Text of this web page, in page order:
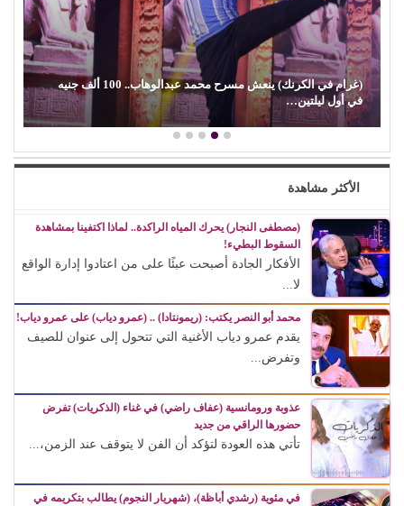
(غرام في الكرنك) ينعش مسرح محمد عبدالوهاب.. 100 ألف جنيه
في أول ليلتين…
الأكثر مشاهدة
(مصطفى النجار) يحرك المياه الراكدة.. لماذا اكتفينا بمشاهدة
السقوط البطيء!
الأفكار الجادة أصبحت عبئًا على من اعتادوا إدارة الواقع
لا...
محمد أبو النصر يكتب: (ريمونتادا) .. (عمرو دياب) على عمرو دياب!
يقدم عمرو دياب الأغنية التي تتحول إلى عنوان للصيف
وتفرض...
عذوبة ورومانسية (عفاف راضي) في غناء (الذكريات) تفرض
حضورها الراقي من جديد
تأتي هذه العودة لتؤكد أن الفن لا يتوقف عند الزمن،...
في مئوية (رشدي أباظة)، (شهريار النجوم) يطالب بتكريمه في